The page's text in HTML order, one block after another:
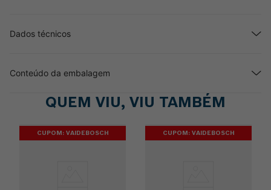
Dados técnicos
Conteúdo da embalagem
QUEM VIU, VIU TAMBÉM
CUPOM: VAIDEBOSCH CUPOM: VAIDEBOSCH